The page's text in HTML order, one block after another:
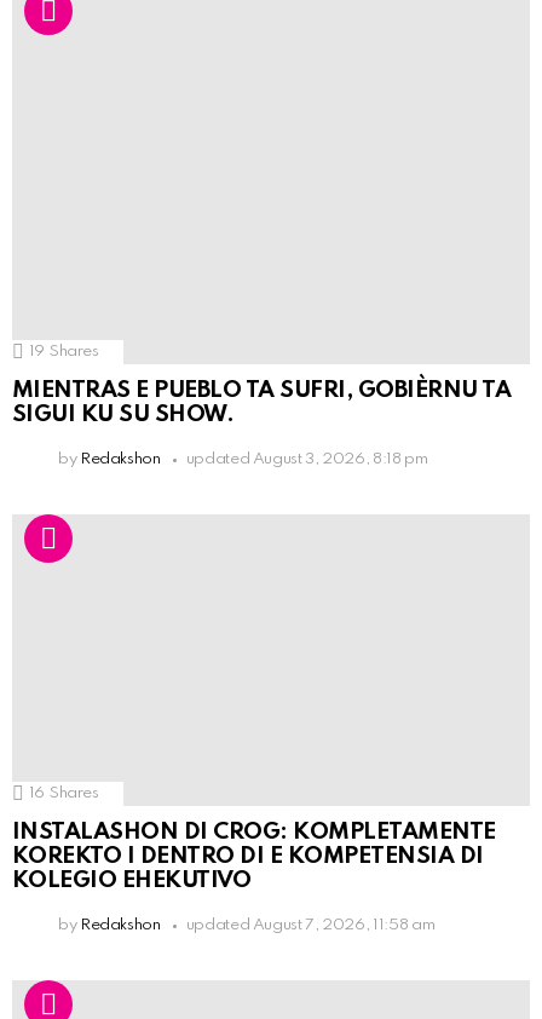
19 Shares
MIENTRAS E PUEBLO TA SUFRI, GOBIÈRNU TA
SIGUI KU SU SHOW.
by Redakshon updated August 3, 2026, 8:18 pm
16 Shares
INSTALASHON DI CROG: KOMPLETAMENTE
KOREKTO I DENTRO DI E KOMPETENSIA DI
KOLEGIO EHEKUTIVO
by Redakshon updated August 7, 2026, 11:58 am